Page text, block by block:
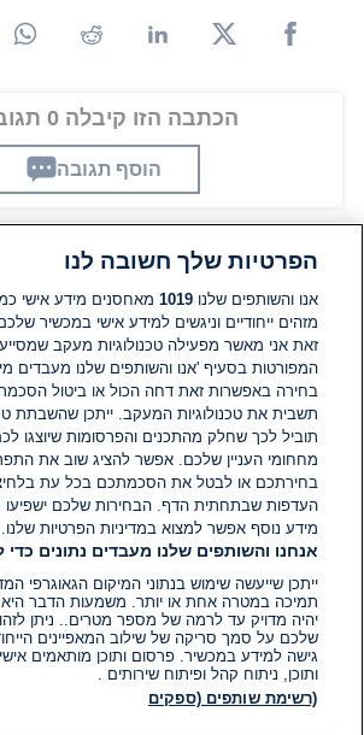
הכתבה הזו קיבלה 0 תגובות
הוסף תגובה
תגובות
אין עדיין תגובות. היה הראשון להגיב
הוסף תגובה
הפרטיות שלך חשובה לנו
אנו והשותפים שלנו1019 מאחסנים מידע אישי
מזהים ייחודיים וניגשים למידע אישי במכשיר
זאת אני מאשר מפעילה טכנולוגיות מעקב
המפורטות בסעיף 'אנו והשותפים שלנו מעבדים
בחירה באפשרות זאת דחה הכול או ביטול
תשבית את טכנולוגיות המעקב. ייתכן שהשבתת
תוביל לכך שחלק מהתכנים והפרסומות שיוצגו
מחחומי העניין שלכם. אפשר להציג שוב את
בחירתכם או לבטל את הסכמתכם בכל עת
העדפות שבתחתית הדף. הבחירות שלכם ישפיעו
מידע נוסף אפשר למצוא במדיניות הפרטיות שלנו.
אנחנו והשותפים שלנו מעבדים נתונים
ייתכן שייעשה שימוש בנתוני המיקום הגאוגרפי
תמיכה במטרה אחת או יותר. משמעות הדבר
יהיה מדויק עד לרמה של מספר מטרים.. ניתן
שלכם על סמך סריקה של שילוב המאפיינים
גישה למידע במכשיר. פרסום ותוכן מותאמים
ותוכן, ניתוח קהל ופיתוח שירותים .
(רשימת שותפים (ספקים